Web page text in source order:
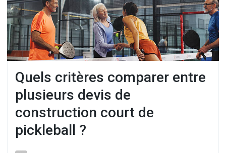
Quels critères comparer entre
plusieurs devis de
construction court de
pickleball ?